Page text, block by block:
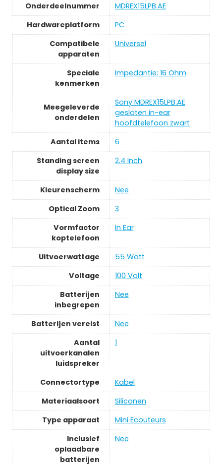
Onderdeelnummer
MDREX15LPB.AE
Hardwareplatform
PC
Compatibele
apparaten
Universel
Speciale
kenmerken
Impedantie: 16 Ohm
Meegeleverde
onderdelen
Sony MDREX15LPB.AE
gesloten in-ear
hoofdtelefoon zwart
Aantal items
6
Standing screen
display size
2.4 Inch
Kleurenscherm
Nee
Optical Zoom
3
Vormfactor
koptelefoon
In Ear
Uitvoerwattage
55 Watt
Voltage
100 Volt
Batterijen
inbegrepen
Nee
Batterijen vereist
Nee
Aantal
uitvoerkanalen
luidspreker
1
Connectortype
Kabel
Materiaalsoort
Siliconen
Type apparaat
Mini Ecouteurs
Inclusief
oplaadbare
batterijen
Nee